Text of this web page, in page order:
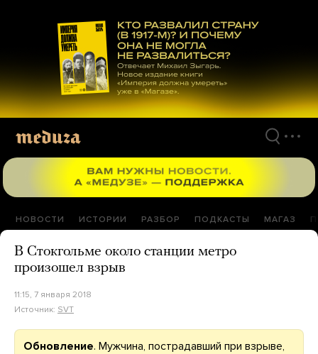
материалам
НОВОСТИ ИСТОРИИ РАЗБОР ПОДКАСТЫ МАГАЗ
В Стокгольме около станции метро
произошел взрыв
11:15, 7 января 2018
Источник: SVT
Обновление. Мужчина, пострадавший при взрыве,